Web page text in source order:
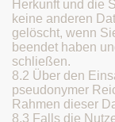
Herkunft und die
keine anderen
gelöscht, wenn
beendet haben
schließen.
8.2 Über den
pseudonymer
Rahmen dieser
8.3 Falls die